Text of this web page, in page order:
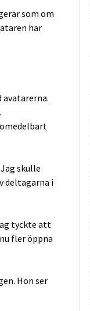
som om
har
skulle
deltagarna i
tyckte att
fler öppna
Hon ser